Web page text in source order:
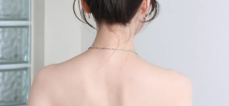
販売タイプ
商品タイプ